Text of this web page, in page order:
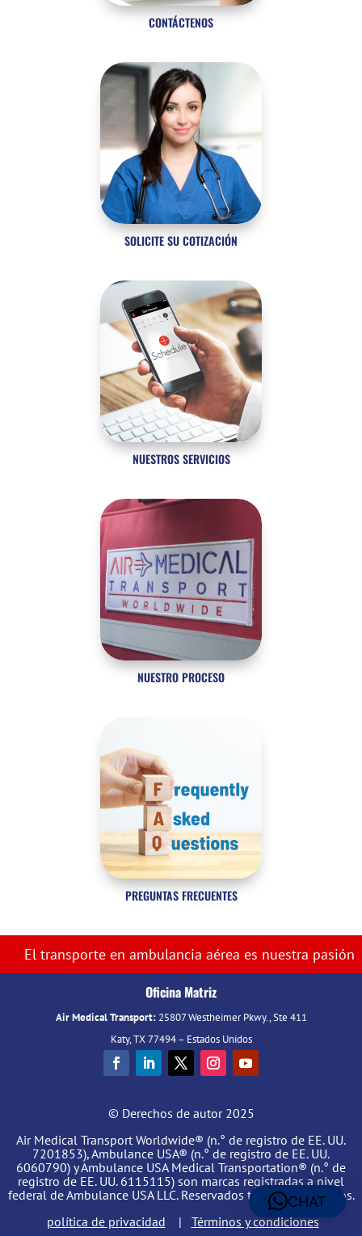
CONTÁCTENOS
SOLICITE SU COTIZACIÓN
NUESTROS SERVICIOS
NUESTRO PROCESO
PREGUNTAS FRECUENTES
El transporte en ambulancia aérea es nuestra pasión
Oficina Matriz
Air Medical Transport:25807 Westheimer Pkwy., Ste 411
Katy, TX 77494 – Estados Unidos
© Derechos de autor 2025
Air Medical Transport Worldwide® (n.° de registro de EE. UU.
7201853), Ambulance USA® (n.° de registro de EE. UU.
6060790) y Ambulance USA Medical Transportation® (n.° de
registro de EE. UU. 6115115) son marcas registradas a nivel
federal de Ambulance USA LLC. Reservados todos los derechos.
política de privacidad
| Términos y condiciones
CHAT